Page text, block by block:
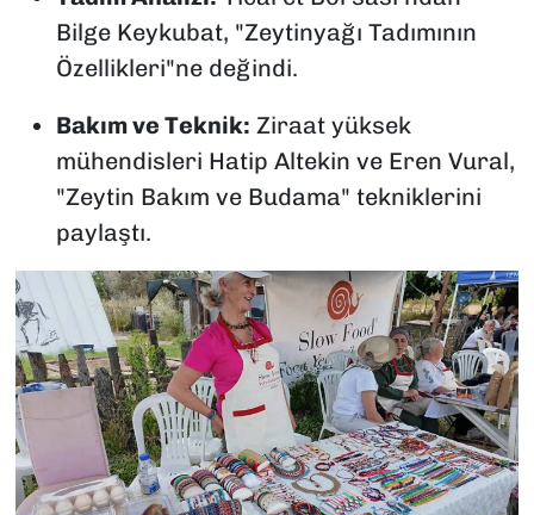
Bilge Keykubat, "Zeytinyağı Tadımının
Özellikleri"ne değindi.
Bakım ve Teknik: Ziraat yüksek
mühendisleri Hatip Altekin ve Eren Vural,
"Zeytin Bakım ve Budama" tekniklerini
paylaştı.